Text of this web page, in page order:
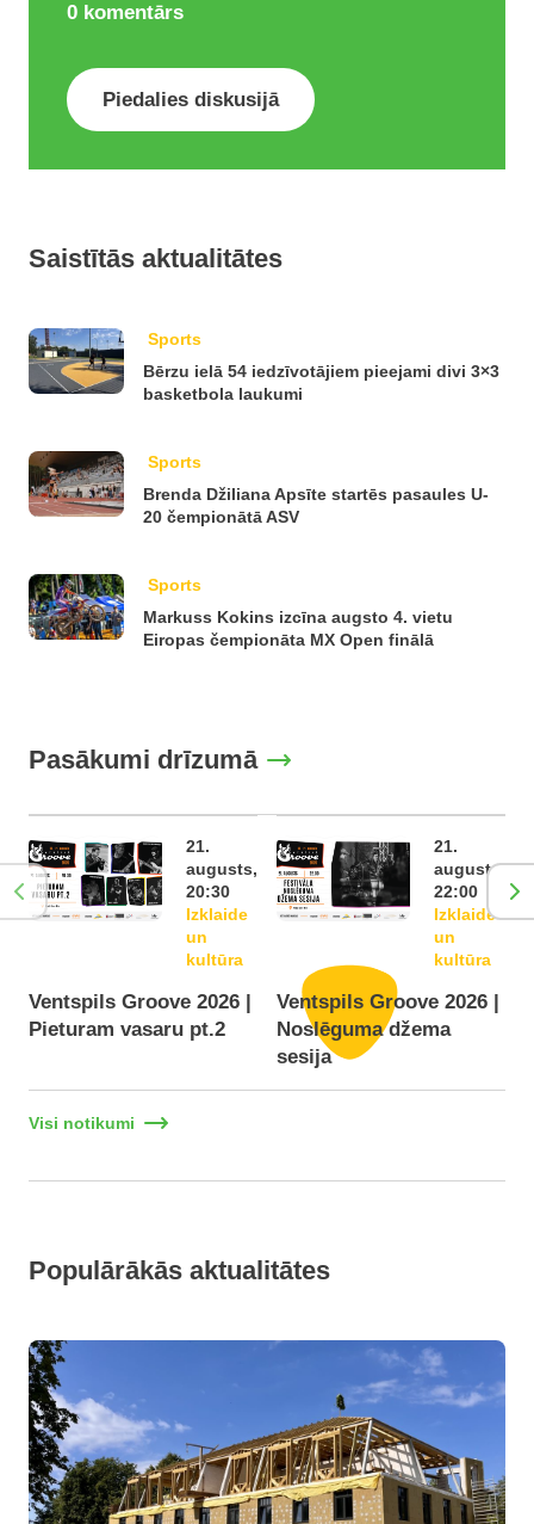
0 komentārs
Piedalies diskusijā
Saistītās aktualitātes
Sports
Bērzu ielā 54 iedzīvotājiem pieejami divi 3×3
basketbola laukumi
Sports
Brenda Džiliana Apsīte startēs pasaules U-
20 čempionātā ASV
Sports
Markuss Kokins izcīna augsto 4. vietu
Eiropas čempionāta MX Open finālā
Pasākumi drīzumā
21.
augusts,
20:30
Izklaide
un
kultūra
Ventspils Groove 2026 |
Pieturam vasaru pt.2
21.
augusts,
22:00
Izklaide
un
kultūra
Ventspils Groove 2026 |
Noslēguma džema
sesija
Visi notikumi
Populārākās aktualitātes